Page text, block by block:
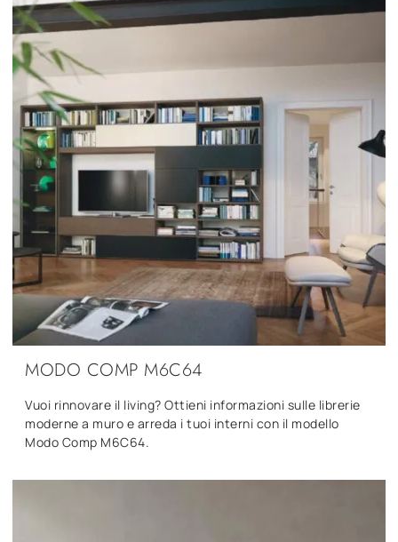
MODO COMP M6C64
Vuoi rinnovare il living? Ottieni informazioni sulle librerie
moderne a muro e arreda i tuoi interni con il modello
Modo Comp M6C64.